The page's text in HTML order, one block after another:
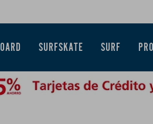
SURFSKATE SURF